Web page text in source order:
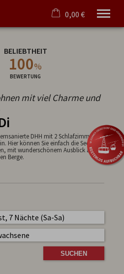
0,00 €
mit viel Charme und
DHH mit 2 Schlafzimmern in
Hier können Sie einfach die Seele
mit wunderschönem Ausblick auf
Berge.
BELIEBTHEIT
100%
BEWERTUNG
7 Nächte (Sa-Sa)